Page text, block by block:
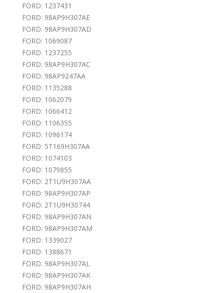
FORD: 1237431
FORD: 98AP9H307AE
FORD: 98AP9H307AD
FORD: 1069087
FORD: 1237255
FORD: 98AP9H307AC
FORD: 98AP9247AA
FORD: 1135288
FORD: 1062079
FORD: 1066412
FORD: 1106355
FORD: 1096174
FORD: 5T169H307AA
FORD: 1074103
FORD: 1079855
FORD: 2T1U9H307AA
FORD: 98AP9H307AP
FORD: 2T1U9H30744
FORD: 98AP9H307AN
FORD: 98AP9H307AM
FORD: 1339027
FORD: 1388671
FORD: 98AP9H307AL
FORD: 98AP9H307AK
FORD: 98AP9H307AH